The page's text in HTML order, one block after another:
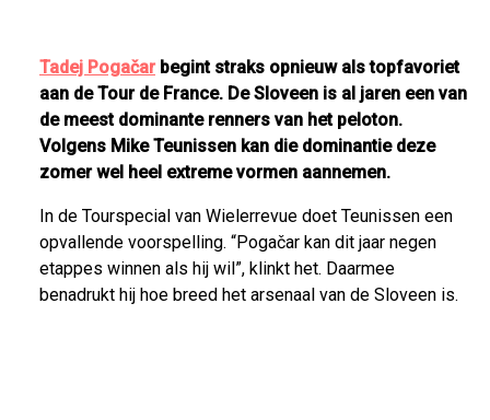
Tadej Pogačarbegint straks opnieuw als topfavoriet
aan de Tour de France. De Sloveen is al jaren een van
de meest dominante renners van het peloton.
Volgens Mike Teunissen kan die dominantie deze
zomer wel heel extreme vormen aannemen.
In de Tourspecial van Wielerrevue doet Teunissen een
opvallende voorspelling. “Pogačar kan dit jaar negen
etappes winnen als hij wil”, klinkt het. Daarmee
benadrukt hij hoe breed het arsenaal van de Sloveen is.